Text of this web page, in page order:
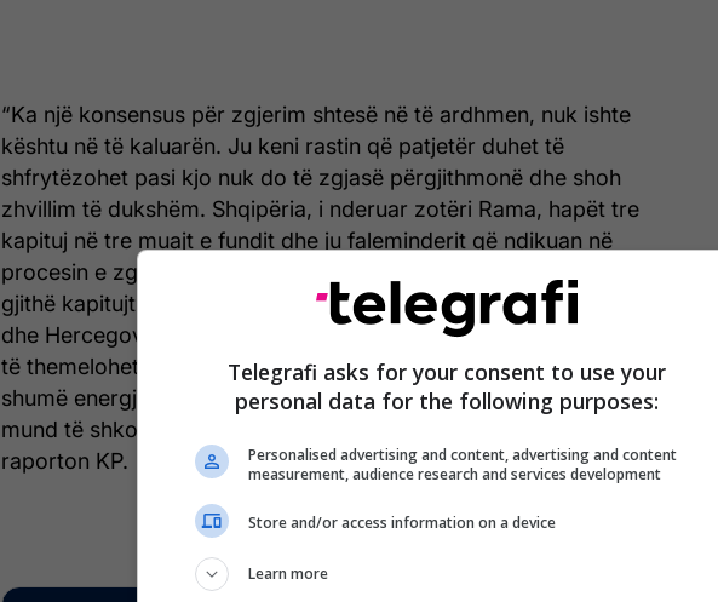
“Ka një konsensus për zgjerim shtesë në të ardhmen, nuk ishte
kështu në të kaluarën. Ju keni rastin që patjetër duhet të
shfrytëzohet pasi kjo nuk do të zgjasë përgjithmonë dhe shoh
zhvillim të dukshëm. Shqipëria, i nderuar zotëri Rama, hapët tre
kapituj në tre muajt e fundit dhe ju faleminderit që ndikuan në
procesin e zgjerimit dhe nëse vazhdojmë kështu do t’i hapim të
gjithë kapitujt këtë vit. Mali i Zi mbylli të premten një kapitull. Bosnjë
dhe Hercegovina miratoi agjendën e reformave, ndërkaq presim që
të themelohet qeveria e re në Kosovë. Zotëri Kurti ju keni shpenzuar
shumë energji në procesin e aderimit. Në Serbi shpresoj që do të
mund të shkojmë më tej, por ky është proces zgjerimi”, tha ajo,
raporton KP.
Telegrafi asks for your consent to use your
personal data for the following purposes:
Personalised advertising and content, advertising and content
measurement, audience research and services development
Store and/or access information on a device
Learn more